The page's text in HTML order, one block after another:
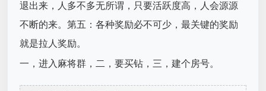
退出来，人多不多无所谓，只要活跃度高，人会源源
不断的来。第五：各种奖励必不可少，最关键的奖励
就是拉人奖励。
一，进入麻将群，二，要买钻，三，建个房号。